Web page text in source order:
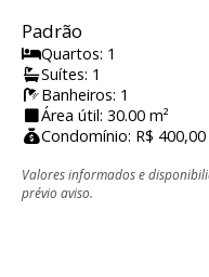
Padrão
Quartos: 1
Suítes: 1
Banheiros: 1
Área útil: 30.00 m²
Condomínio: R$ 400,00
Valores informados e
prévio aviso.